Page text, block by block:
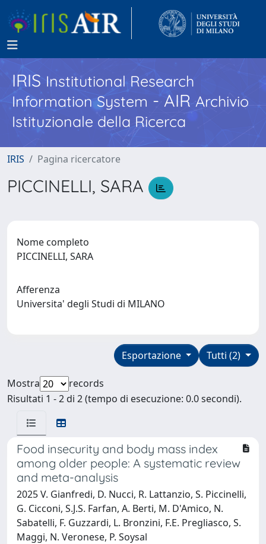
IRISInstitutional Research
Information System - AIR Archivio
Istituzionale della Ricerca
IRIS Pagina ricercatore
PICCINELLI, SARA
Nome completo
PICCINELLI, SARA
Afferenza
Universita' degli Studi di MILANO
Tutti (2)
Esportazione
Mostra
records
Risultati 1 - 2 di 2 (tempo di esecuzione: 0.0 secondi).
Food insecurity and body mass index
among older people: A systematic review
and meta-analysis
2025 V. Gianfredi, D. Nucci, R. Lattanzio, S. Piccinelli,
G. Cicconi, S.J.S. Farfan, A. Berti, M. D'Amico, N.
Sabatelli, F. Guzzardi, L. Bronzini, F.E. Pregliasco, S.
Maggi, N. Veronese, P. Soysal